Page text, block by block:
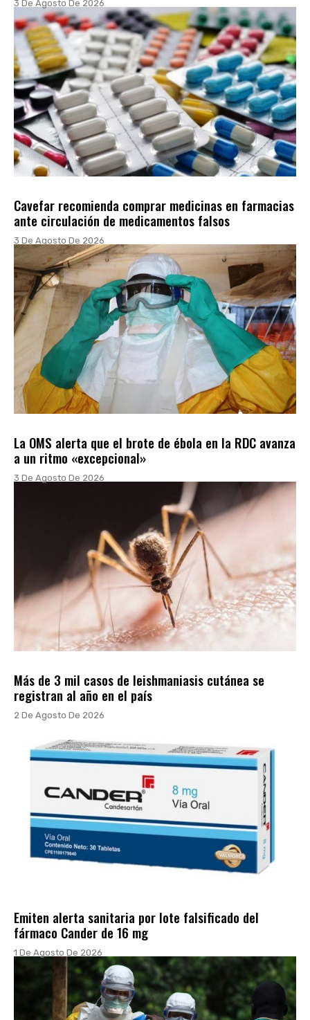
3 De Agosto De 2026
Cavefar recomienda comprar medicinas en farmacias
ante circulación de medicamentos falsos
3 De Agosto De 2026
La OMS alerta que el brote de ébola en la RDC avanza
a un ritmo «excepcional»
3 De Agosto De 2026
Más de 3 mil casos de leishmaniasis cutánea se
registran al año en el país
2 De Agosto De 2026
Emiten alerta sanitaria por lote falsificado del
fármaco Cander de 16 mg
1 De Agosto De 2026